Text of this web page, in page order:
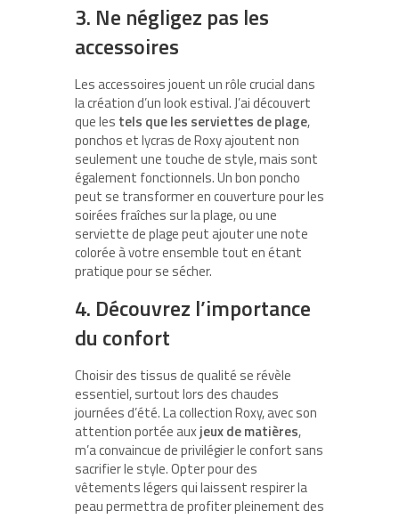
3. Ne négligez pas les
accessoires
Les accessoires jouent un rôle crucial dans
la création d’un look estival. J’ai découvert
que les tels que les serviettes de plage,
ponchos et lycras de Roxy ajoutent non
seulement une touche de style, mais sont
également fonctionnels. Un bon poncho
peut se transformer en couverture pour les
soirées fraîches sur la plage, ou une
serviette de plage peut ajouter une note
colorée à votre ensemble tout en étant
pratique pour se sécher.
4. Découvrez l’importance
du confort
Choisir des tissus de qualité se révèle
essentiel, surtout lors des chaudes
journées d’été. La collection Roxy, avec son
attention portée auxjeux de matières,
m’a convaincue de privilégier le confort sans
sacrifier le style. Opter pour des
vêtements légers qui laissent respirer la
peau permettra de profiter pleinement des